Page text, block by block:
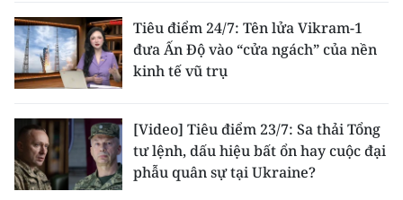
Tiêu điểm 24/7: Tên lửa Vikram-1
đưa Ấn Độ vào “cửa ngách” của nền
kinh tế vũ trụ
[Video] Tiêu điểm 23/7: Sa thải Tổng
tư lệnh, dấu hiệu bất ổn hay cuộc đại
phẫu quân sự tại Ukraine?